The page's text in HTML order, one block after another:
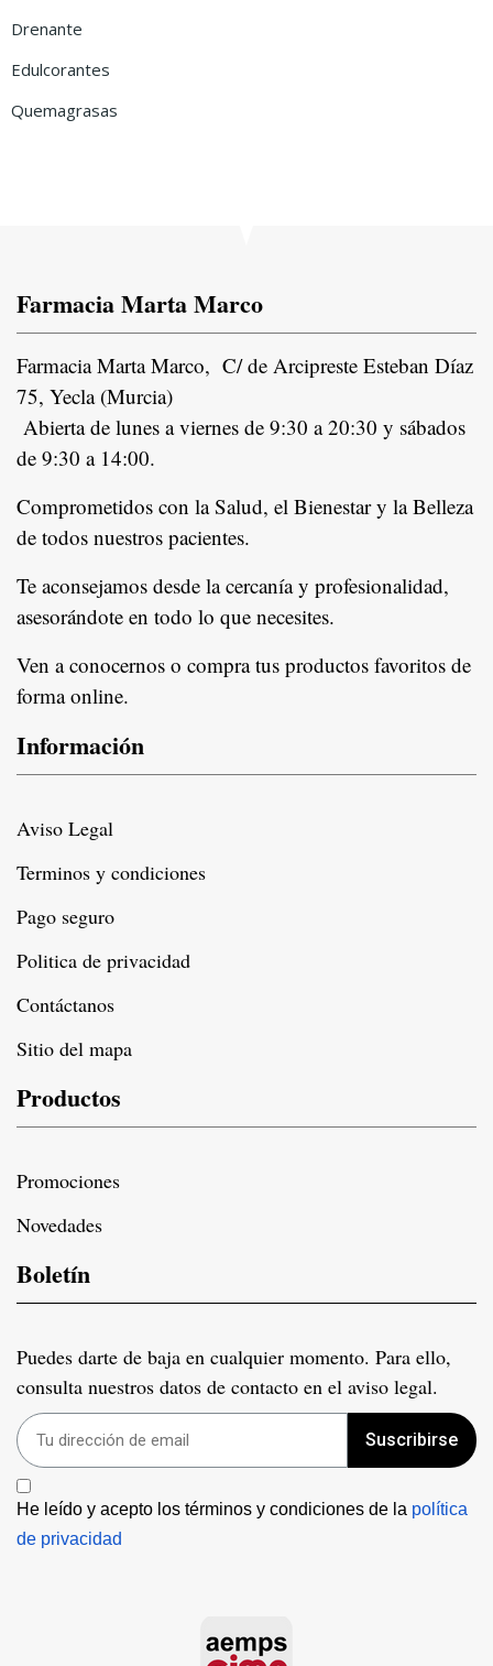
Drenante
Edulcorantes
Quemagrasas
Farmacia Marta Marco
Farmacia Marta Marco, C/ de Arcipreste Esteban Díaz
75, Yecla (Murcia)
Abierta de lunes a viernes de 9:30 a 20:30 y sábados
de 9:30 a 14:00.
Comprometidos con la Salud, el Bienestar y la Belleza
de todos nuestros pacientes.
Te aconsejamos desde la cercanía y profesionalidad,
asesorándote en todo lo que necesites.
Ven a conocernos o compra tus productos favoritos de
forma online.
Información
Aviso Legal
Terminos y condiciones
Pago seguro
Politica de privacidad
Contáctanos
Sitio del mapa
Productos
Promociones
Novedades
Boletín
Puedes darte de baja en cualquier momento. Para ello,
consulta nuestros datos de contacto en el aviso legal.
Suscribirse
He leído y acepto los términos y condiciones de la política
de privacidad